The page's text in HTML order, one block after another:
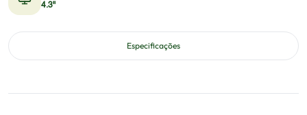
4.3"
Especificações